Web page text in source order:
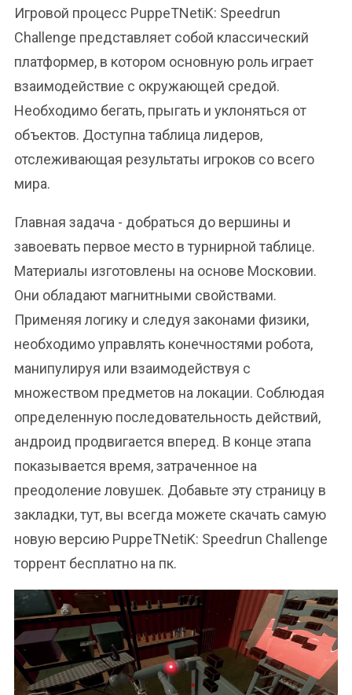
Игровой процесс PuppeTNetiK: Speedrun
Challenge представляет собой классический
платформер, в котором основную роль играет
взаимодействие с окружающей средой.
Необходимо бегать, прыгать и уклоняться от
объектов. Доступна таблица лидеров,
отслеживающая результаты игроков со всего
мира.
Главная задача - добраться до вершины и
завоевать первое место в турнирной таблице.
Материалы изготовлены на основе Московии.
Они обладают магнитными свойствами.
Применяя логику и следуя законами физики,
необходимо управлять конечностями робота,
манипулируя или взаимодействуя с
множеством предметов на локации. Соблюдая
определенную последовательность действий,
андроид продвигается вперед. В конце этапа
показывается время, затраченное на
преодоление ловушек. Добавьте эту страницу в
закладки, тут, вы всегда можете скачать самую
новую версию PuppeTNetiK: Speedrun Challenge
торрент бесплатно на пк.